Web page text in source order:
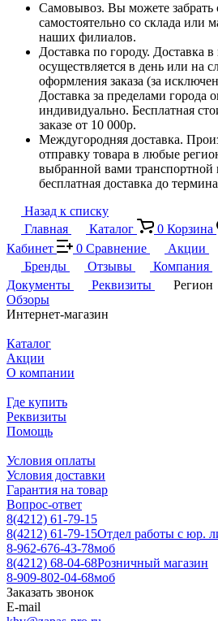
Самовывоз. Вы можете забрать
самостоятельно со склада или
наших филиалов.
Доставка по городу. Доставка в
осуществляется в день или на
оформления заказа (за
Доставка за пределами города
индивидуально. Бесплатная
заказе от 10 000р.
Междугородняя доставка.
отправку товара в любые
выбранной вами транспортной
бесплатная доставка до
Назад к списку
Главная
Каталог 0 Корзина
Кабинет
0 Сравнение Акции
Бренды
Отзывы Компания
Документы
Реквизиты Регион
Обзоры
Интернет-магазин
Каталог
Акции
О компании
Где купить
Реквизиты
Помощь
Условия оплаты
Условия доставки
Гарантия на товар
Вопрос-ответ
8(4212) 61-79-15
8(4212) 61-79-15Отдел работы с юр.
8-962-676-43-78моб
8(4212) 68-04-68Розничный магазин
8-909-802-04-68моб
Заказать звонок
E-mail